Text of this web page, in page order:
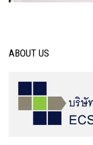
ABOUT US